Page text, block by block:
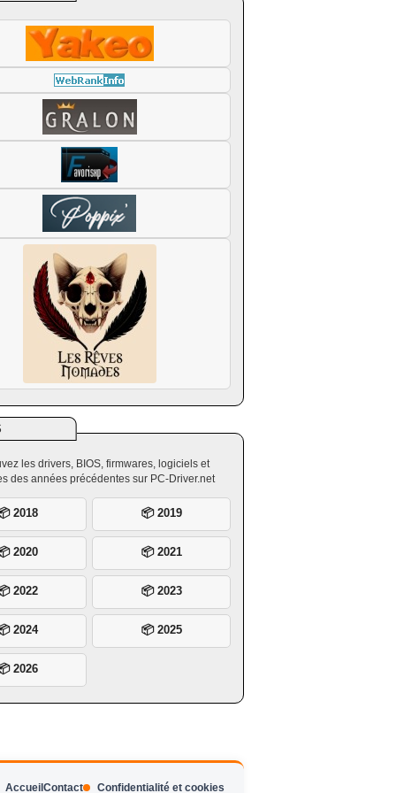
les drivers, BIOS, firmwares, logiciels et
des années précédentes sur PC-Driver.net
2018 📦 2019
2020 📦 2021
2022 📦 2023
2024 📦 2025
2026
Accueil Contact Confidentialité et cookies